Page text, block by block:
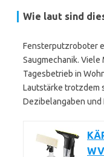
Wie laut sind
Fensterputzroboter
Saugmechanik.
Tagesbetrieb in
Lautstärke trotzdem
Dezibelangaben